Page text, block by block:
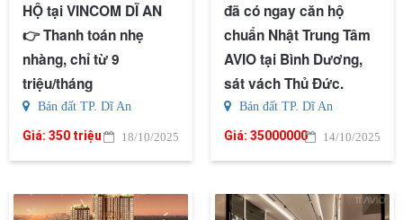
HỘ tại VINCOM DĨ AN
👉 Thanh toán nhẹ
nhàng, chỉ từ 9
triệu/tháng
Bán đất TP. Dĩ An
Giá: 350 triệu 18/10/2025
đã có ngay căn hộ
chuẩn Nhật Trung Tâm
AVIO tại Bình Dương,
sát vách Thủ Đức.
Bán đất TP. Dĩ An
Giá: 35000000 14/10/2025